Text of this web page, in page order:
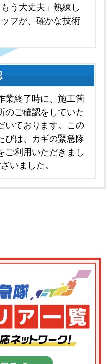
う大丈夫」熟練し
フが、確かな技術
業終了時に、施工箇
のご確認をしていた
いております。この
びは、カギの緊急隊
ご利用いただきまし
いました。